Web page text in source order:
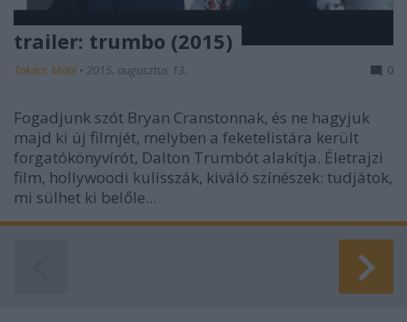
trailer: trumbo (2015)
Takács Máté • 2015. augusztus 13. 0
Fogadjunk szót Bryan Cranstonnak, és ne hagyjuk
majd ki új filmjét, melyben a feketelistára került
forgatókönyvírót, Dalton Trumbót alakítja. Életrajzi
film, hollywoodi kulisszák, kiváló színészek: tudjátok,
mi sülhet ki belőle...